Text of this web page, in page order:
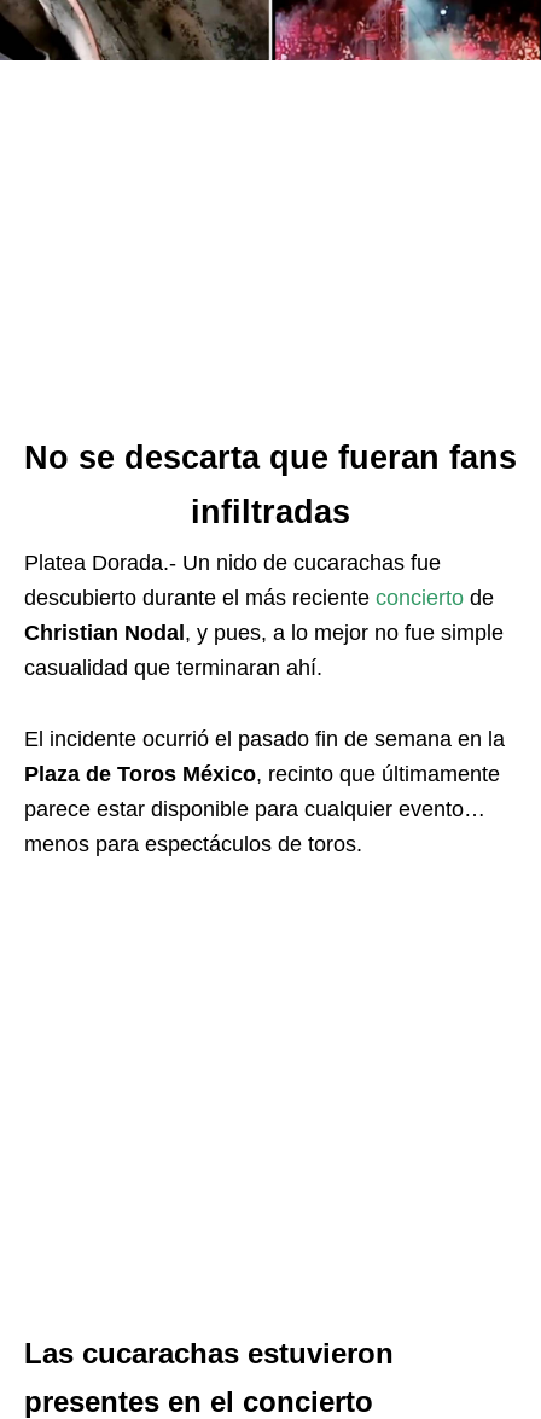
No se descarta que fueran fans
infiltradas
Platea Dorada.- Un nido de cucarachas fue
descubierto durante el más reciente concierto de
Christian Nodal , y pues, a lo mejor no fue simple
casualidad que terminaran ahí.
El incidente ocurrió el pasado fin de semana en la
Plaza de Toros México, recinto que últimamente
parece estar disponible para cualquier evento…
menos para espectáculos de toros.
Las cucarachas estuvieron
presentes en el concierto